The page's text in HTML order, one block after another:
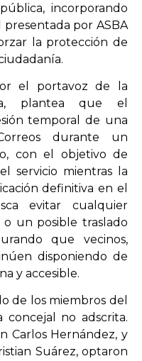
incorporando
por ASBA
la protección de
el portavoz de la
plantea que el
temporal de una
durante un
con el objetivo de
servicio mientras la
definitiva en el
evitar cualquier
un posible traslado
que vecinos,
disponiendo de
y accesible.
de los miembros del
no adscrita.
Carlos Hernández, y
Suárez, optaron